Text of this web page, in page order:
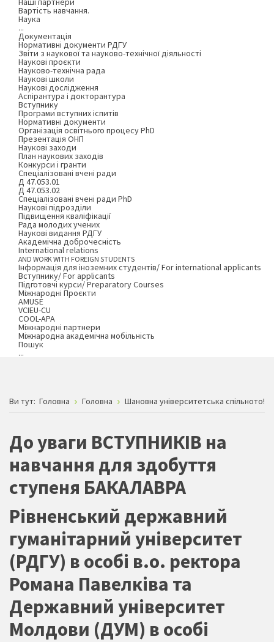
Вартість навчання.
Наука
...
Документація
Нормативні документи РДГУ
Звіти з наукової та науково-технічної діяльності
Наукові проєкти
Науково-технічна рада
Наукові школи
Наукові дослідження
Аспірантура і докторантура
Вступнику
Програми вступних іспитів
Нормативні документи
Організація освітнього процесу PhD
Презентація ОНП
Наукові заходи
План наукових заходів
Конкурси і гранти
Спеціалізовані вчені ради
Д 47.053.01
Д 47.053.02
Спеціалізовані вчені ради PhD
Наукові підрозділи
Підвищення кваліфікації
Рада молодих учених
Наукові видання РДГУ
Академічна доброчесність
International relations
AND WORK WITH FOREIGN STUDENTS
Інформація для іноземних студентів/ For international applicants
Вступнику/ For applicants
Підготовчі курси/ Preparatory Courses
Міжнародні Проєкти
AMUSE
VCIEU-CU
COOL-APA
Міжнародні партнери
Міжнародна академічна мобільність
Пошук
...
Ви тут: Головна Головна Шановна університетська спільното!
До уваги ВСТУПНИКІВ на
навчання для здобуття
ступеня БАКАЛАВРА
Рівненський державний
гуманітарний університет
(РДГУ) в особі в.о. ректора
Романа Павелківа та
Державний університет
Молдови (ДУМ) в особі